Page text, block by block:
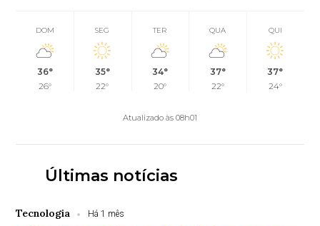
DOM
36°
26°
SEG
35°
22°
TER
34°
20°
QUA
37°
22°
QUI
37°
24°
Atualizado às 08h01
Últimas notícias
Tecnologia Há 1 mês